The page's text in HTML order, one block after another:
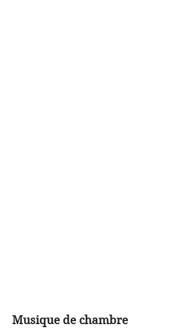
Musique de chambre